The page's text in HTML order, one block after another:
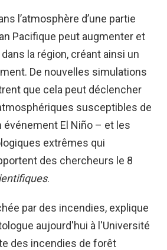
l’atmosphère d’une partie
Pacifique peut augmenter et
la région, créant ainsi un
De nouvelles simulations
que cela peut déclencher
susceptibles de
événement El Niño – et les
extrêmes qui
des chercheurs le 8
.
par des incendies, explique
aujourd'hui à l'Université
des incendies de forêt